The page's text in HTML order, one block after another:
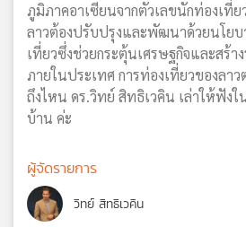
ภูมิภาคอาเซียนจากตัวเลขนักท่องเที่
ลาวต้องปรับปรุงและพัฒนาด้วยนโยบ
เที่ยวซึ่งช่วยกระตุ้นเศรษฐกิจและสร้า
ภายในประเทศ การท่องเที่ยวของลา
ถึงไหน ดร.วิทย์ สิทธิเวคิน เล่าให้ฟังใ
บ้าน ค่ะ
ผู้จัดรายการ
วิทย์ สิทธิเวคิน